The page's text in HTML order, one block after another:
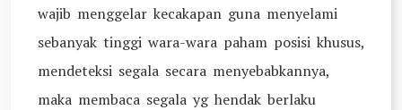
wajib menggelar kecakapan guna menyelami
sebanyak tinggi wara-wara paham posisi khusus,
mendeteksi segala secara menyebabkannya,
maka membaca segala yg hendak berlaku